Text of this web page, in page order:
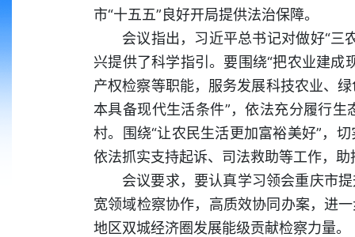
市“十五五”良好开局提供法治保障。
会议指出，习近平总书记对做好“三
兴提供了科学指引。要围绕“把农业建
产权检察等职能，服务发展科技农业、
本具备现代生活条件”，依法充分履行
村。围绕“让农民生活更加富裕美好”，
依法抓实支持起诉、司法救助等工作，
会议要求，要认真学习领会重庆市
宽领域检察协作，高质效协同办案，进
地区双城经济圈发展能级贡献检察力量。